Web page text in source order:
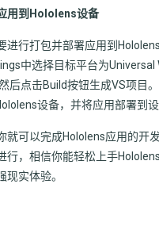
用到Hololens设备
进行打包并部署应用到
中选择目标平台为Universal
后点击Build按钮生成VS项目
设备，并将应用部署到设
就可以完成Hololens应用的开发
行，相信你能轻松上手
实体验。